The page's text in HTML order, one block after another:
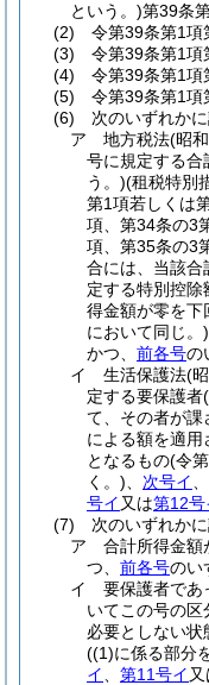
という。)第39条
(2)
令第39条第1
(3)
令第39条第1
(4)
令第39条第1
(5)
令第39条第1
(6)
次のいずれか
ア
地方税法(昭
号に規定する合
う。)(租税特別
第1項若しくは
項、第34条の3
項、第35条の3
合には、当該合
定する特別控
得金額が零を下
において同じ。)
かつ、 前各号の
イ
生活保護法(
定する要保護者
て、その者が課
による額を適
となるもの(令
く。)
次号イ
号イ 又は第12号
(7)
次のいずれか
ア
合計所得金額
つ、 前各号のい
イ
要保護者であ
いてこの号の
必要としない状
((1)に係る部分
イ
第11号イ